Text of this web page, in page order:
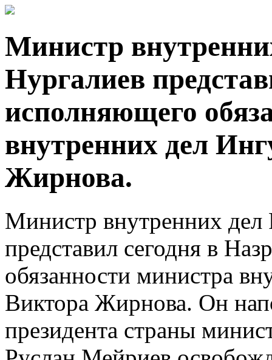
Министр
Нургалиев
исполняющего
внутренних дел
Жирнова.
Министр внутренних
представил сегодня в
обязанности министра
Виктора Жирнова. Он
президента страны